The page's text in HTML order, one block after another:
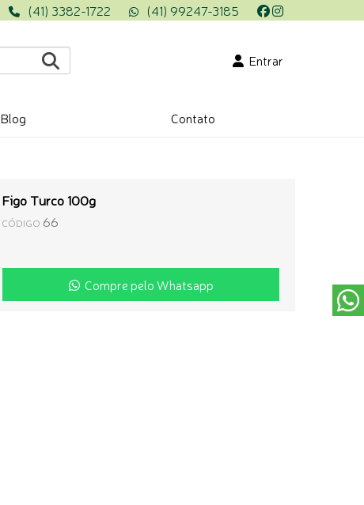
(41) 3382-1722 (41) 99247-3185
Entrar
Blog Contato
Figo Turco 100g
CÓDIGO 66
Compre pelo Whatsapp